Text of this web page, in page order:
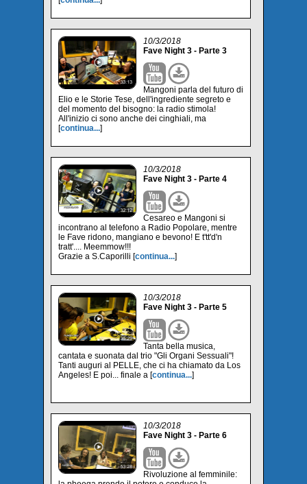
10/3/2018
Fave Night 3 - Parte 3
Mangoni parla del futuro di
Elio e le Storie Tese, dell'ingrediente segreto e
del momento del bisogno: la radio stimola!
All'inizio ci sono anche dei cinghiali, ma
[continua...]
10/3/2018
Fave Night 3 - Parte 4
Cesareo e Mangoni si
incontrano al telefono a Radio Popolare, mentre
le Fave ridono, mangiano e bevono! E t'tt'd'n
tratt'.... Meemmow!!!
Grazie a S.Caporilli [continua...]
10/3/2018
Fave Night 3 - Parte 5
Tanta bella musica,
cantata e suonata dal trio "Gli Organi Sessuali"!
Tanti auguri al PELLE, che ci ha chiamato da Los
Angeles! E poi... finale a [continua...]
10/3/2018
Fave Night 3 - Parte 6
Rivoluzione al femminile: